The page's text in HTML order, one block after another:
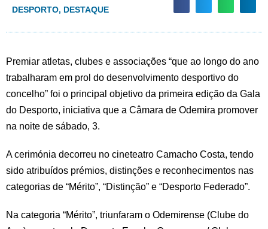
DESPORTO, DESTAQUE
Premiar atletas, clubes e associações “que ao longo do ano
trabalharam em prol do desenvolvimento desportivo do
concelho” foi o principal objetivo da primeira edição da Gala
do Desporto, iniciativa que a Câmara de Odemira promover
na noite de sábado, 3.
A cerimónia decorreu no cineteatro Camacho Costa, tendo
sido atribuídos prémios, distinções e reconhecimentos nas
categorias de “Mérito”, “Distinção” e “Desporto Federado”.
Na categoria “Mérito”, triunfaram o Odemirense (Clube do